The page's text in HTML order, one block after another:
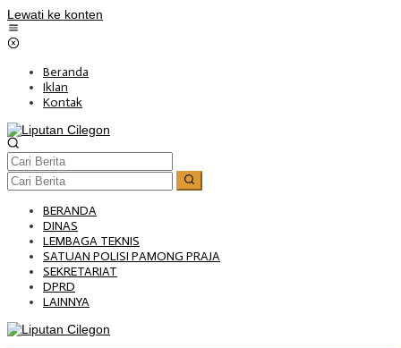
Lewati ke konten
Beranda
Iklan
Kontak
BERANDA
DINAS
LEMBAGA TEKNIS
SATUAN POLISI PAMONG PRAJA
SEKRETARIAT
DPRD
LAINNYA